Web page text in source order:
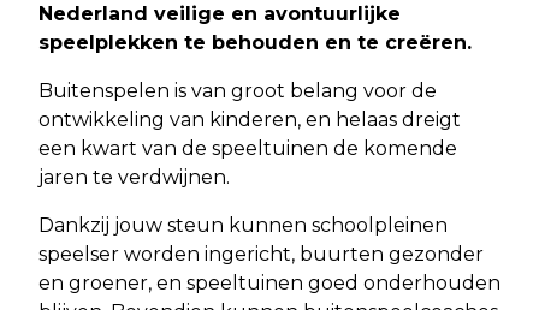
Nederland veilige en avontuurlijke
speelplekken te behouden en te creëren.
Buitenspelen is van groot belang voor de
ontwikkeling van kinderen, en helaas dreigt
een kwart van de speeltuinen de komende
jaren te verdwijnen.
Dankzij jouw steun kunnen schoolpleinen
speelser worden ingericht, buurten gezonder
en groener, en speeltuinen goed onderhouden